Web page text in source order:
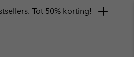
Tot 50% korting!